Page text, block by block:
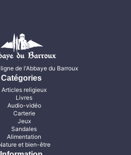
de l'Abbaye du Barroux
Catégories
Articles religieux
Livres
Audio-vidéo
Carterie
Jeux
Sandales
Alimentation
et bien-être